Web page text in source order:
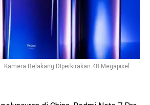
Kamera Belakang DIperkirakan 48 Megapixel